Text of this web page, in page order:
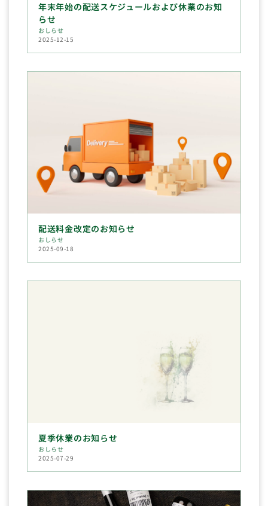
年末年始の配送スケジュールおよび休業のお知
らせ
おしらせ
2025-12-15
配送料金改定のお知らせ
おしらせ
2025-09-18
夏季休業のお知らせ
おしらせ
2025-07-29